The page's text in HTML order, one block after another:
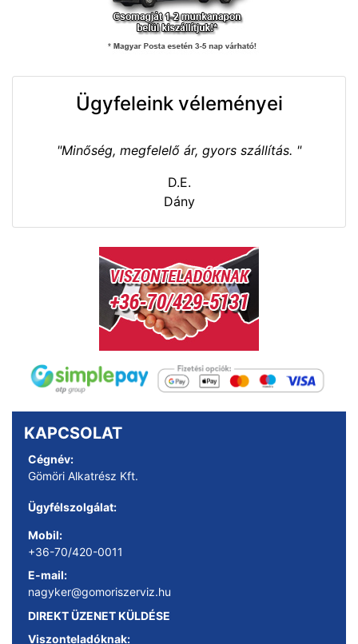
Ügyfeleink véleményei
"Minőség, megfelelő ár, gyors szállítás. "
D.E.
Dány
KAPCSOLAT
Cégnév:
Gömöri Alkatrész Kft.
Ügyfélszolgálat:
Mobil:
+36-70/420-0011
E-mail:
nagyker@gomoriszerviz.hu
DIREKT ÜZENET KÜLDÉSE
Viszonteladóknak: